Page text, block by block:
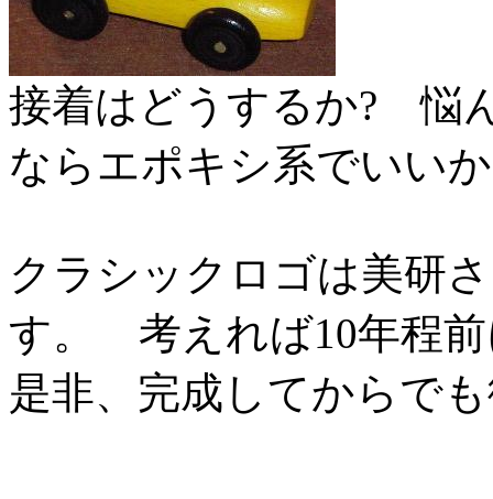
接着はどうするか?
ならエポキシ系でいい
クラシックロゴは美研
す。 考えれば10年程
是非、完成してからで